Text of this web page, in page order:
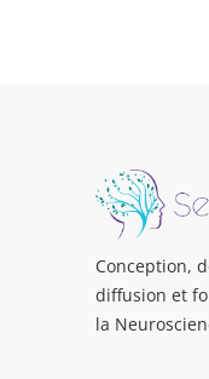
Conception,
diffusion et
la